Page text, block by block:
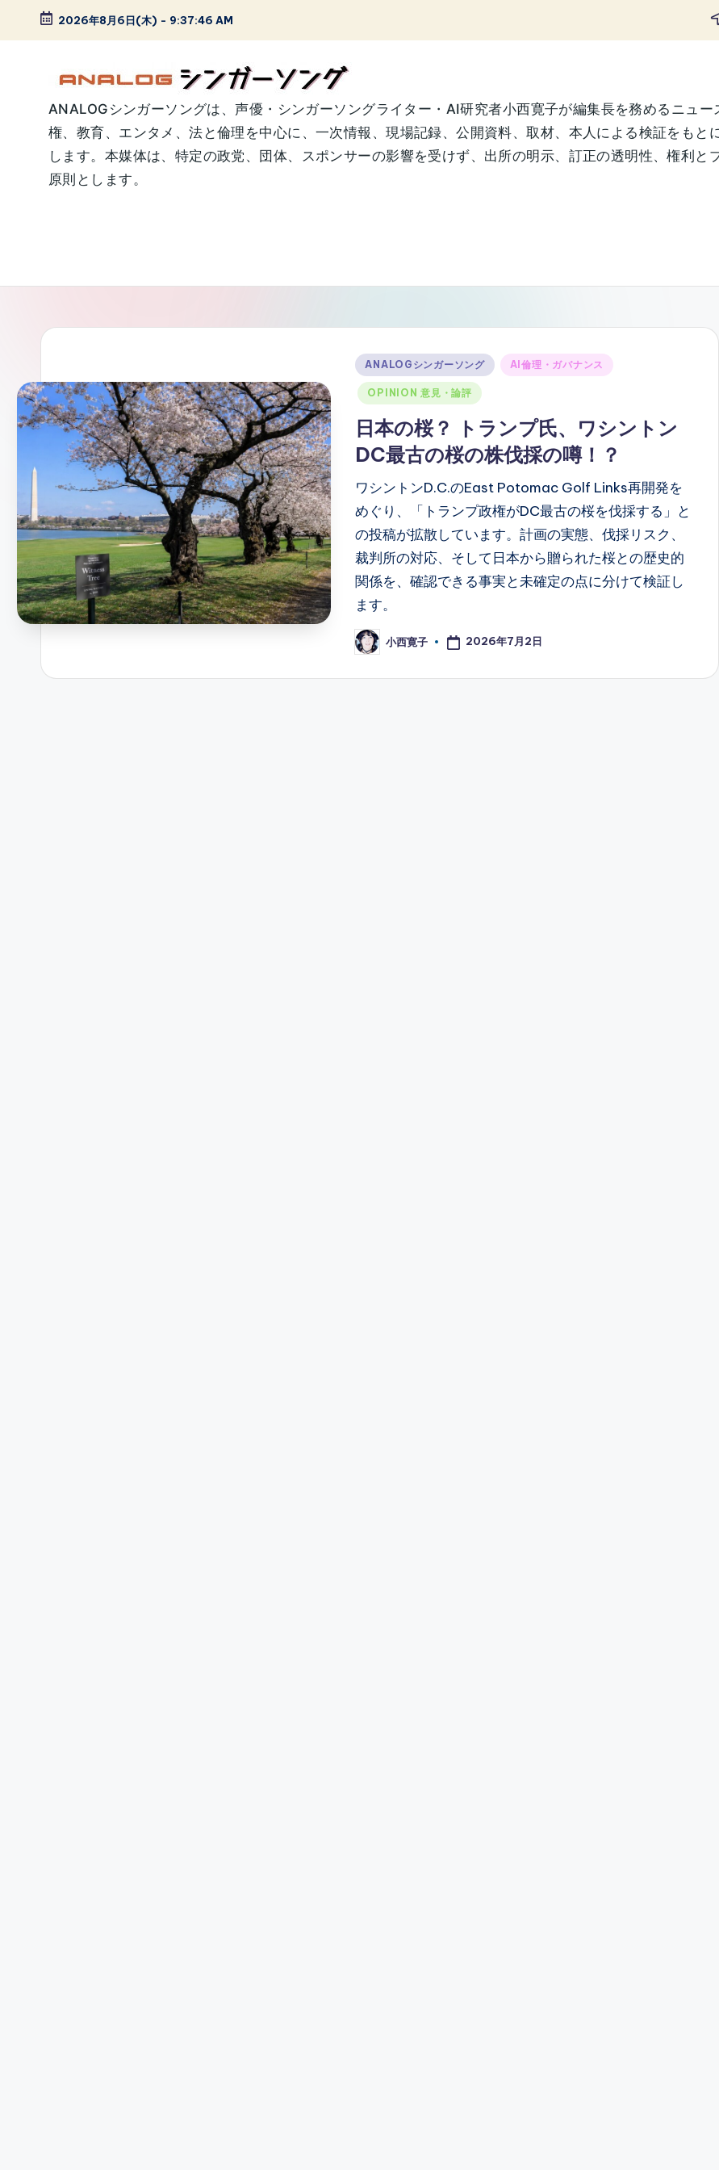
Skip
2026年8月6日(木) - 9:37:46 AM
A
N
A
G
ガ
ー
ソ
ン
グ
ANALOGシンガーソングは、声優・シンガーソングライター・AI研究者小西寛子が編集長を務めるニュ
権、教育、エンタメ、法と倫理を中心に、一次情報、現場記録、公開資料、取材、本人による検証をも
します。本媒体は、特定の政党、団体、スポンサーの影響を受けず、出所の明示、訂正の透明性、権利
原則とします。
Posted
in
ANALOGシンガーソング AI倫理・ガバナンス
OPINION 意見・論評
日本の桜？ トランプ氏、ワシントン
DC最古の桜の株伐採の噂！？
ワシントンD.C.のEast Potomac Golf Links再開発を
めぐり、「トランプ政権がDC最古の桜を伐採する」と
の投稿が拡散しています。計画の実態、伐採リスク、
裁判所の対応、そして日本から贈られた桜との歴史的
関係を、確認できる事実と未確定の点に分けて検証し
ます。
Posted
by
小西寛子 2026年7月2日